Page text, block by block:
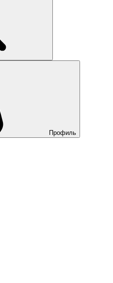
Профиль